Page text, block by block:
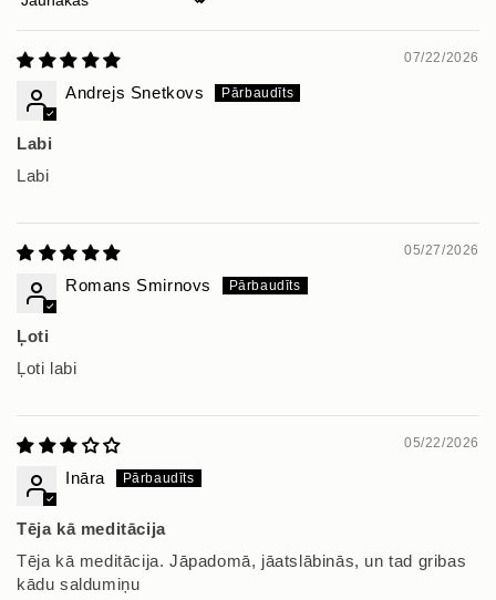
Sort by
07/22/2026
Andrejs Snetkovs
Labi
Labi
05/27/2026
Romans Smirnovs
Ļoti
Ļoti labi
05/22/2026
Ināra
Tēja kā meditācija
Tēja kā meditācija. Jāpadomā, jāatslābinās, un tad gribas
kādu saldumiņu